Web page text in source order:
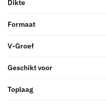
Dikte
Formaat
V-Groef
Geschikt voor
Toplaag